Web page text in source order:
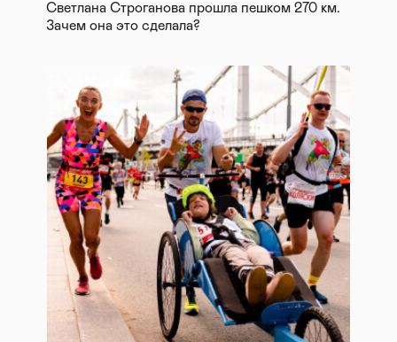
Светлана Строганова прошла пешком 270 км.
Зачем она это сделала?